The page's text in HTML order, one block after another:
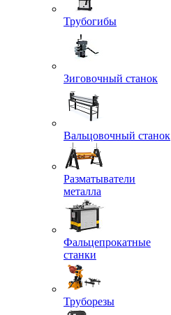
Трубогибы
Зиговочный станок
Вальцовочный станок
Разматыватели
металла
Фальцепрокатные
станки
Труборезы